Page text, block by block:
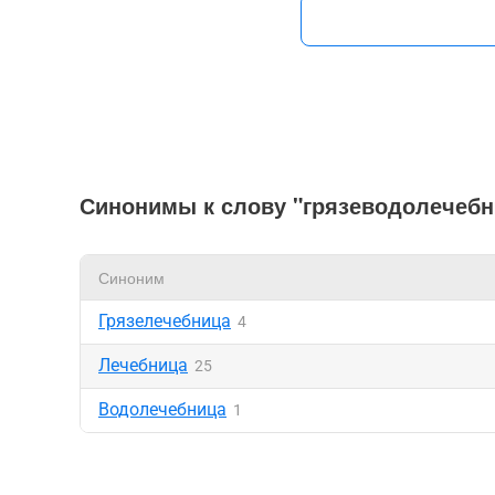
Синонимы к слову
Синоним
Грязелечебница 4
Лечебница 25
Водолечебница 1